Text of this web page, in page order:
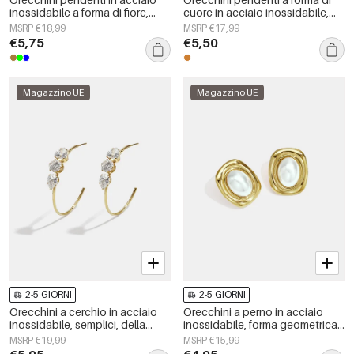
inossidabile a forma di fiore,
serie Daily Simple, gioielli da
donna
MSRP €18,99
€5,75
cuore in acciaio inossidabile,
semplici, della serie Daily
Simple, gioielli da donna.
MSRP €17,99
€5,50
Magazzino UE
2-5 GIORNI
Orecchini a cerchio in acciaio
inossidabile, semplici, della
serie Daily Simple, gioielli da
donna
MSRP €19,99
Magazzino UE
2-5 GIORNI
Orecchini a perno in acciaio
inossidabile, forma geometrica,
semplici, serie &quot;Daily
Simple&quot;, gioielli da donna.
MSRP €15,99